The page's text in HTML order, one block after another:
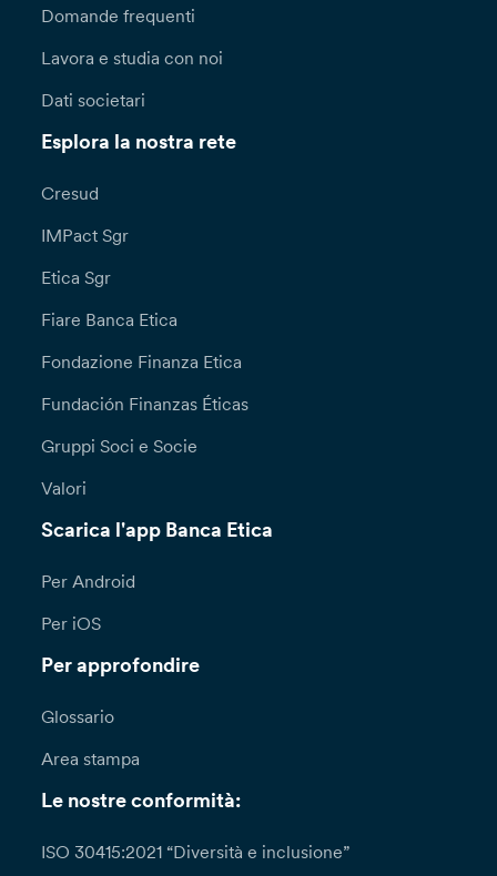
Domande frequenti
Lavora e studia con noi
Dati societari
Esplora la nostra rete
Cresud
IMPact Sgr
Etica Sgr
Fiare Banca Etica
Fondazione Finanza Etica
Fundación Finanzas Éticas
Gruppi Soci e Socie
Valori
Scarica l'app Banca Etica
Per Android
Per iOS
Per approfondire
Glossario
Area stampa
Le nostre conformità:
ISO 30415:2021 “Diversità e inclusione”